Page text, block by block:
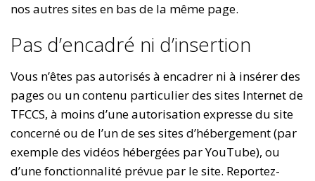
nos autres sites en bas de la même page.
Pas d’encadré ni d’insertion
Vous n’êtes pas autorisés à encadrer ni à insérer des
pages ou un contenu particulier des sites Internet de
TFCCS, à moins d’une autorisation expresse du site
concerné ou de l’un de ses sites d’hébergement (par
exemple des vidéos hébergées par YouTube), ou
d’une fonctionnalité prévue par le site. Reportez-